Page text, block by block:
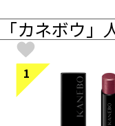
「カネボウ
1